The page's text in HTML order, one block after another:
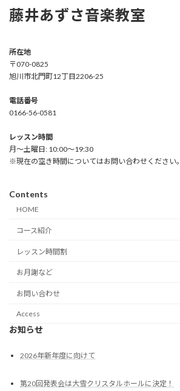
藤井あずさ音楽教室
所在地
〒070-0825
旭川市北門町12丁目2206-25
電話番号
0166-56-0581
レッスン時間
月～土曜日: 10:00～19:30
※現在の空き時間についてはお問い合わせください。
Contents
HOME
コース紹介
レッスン時間割
お月謝など
お問い合わせ
Access
お知らせ
2026年新年度に向けて
第20回発表会は大雪クリスタルホールに決定！